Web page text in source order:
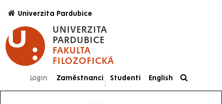
hlavnímu
obsahu
UNIVERZITA
PARDUBICE
FAKULTA
FILOZOFICKÁ
Univerzita Pardubice
Login: Zaměstnanci
|
Studenti English